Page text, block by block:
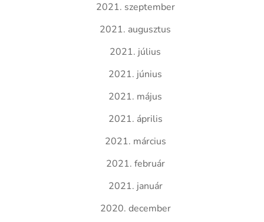
2021. szeptember
2021. augusztus
2021. július
2021. június
2021. május
2021. április
2021. március
2021. február
2021. január
2020. december